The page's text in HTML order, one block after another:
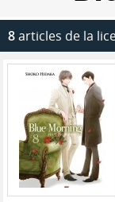
8articles de la